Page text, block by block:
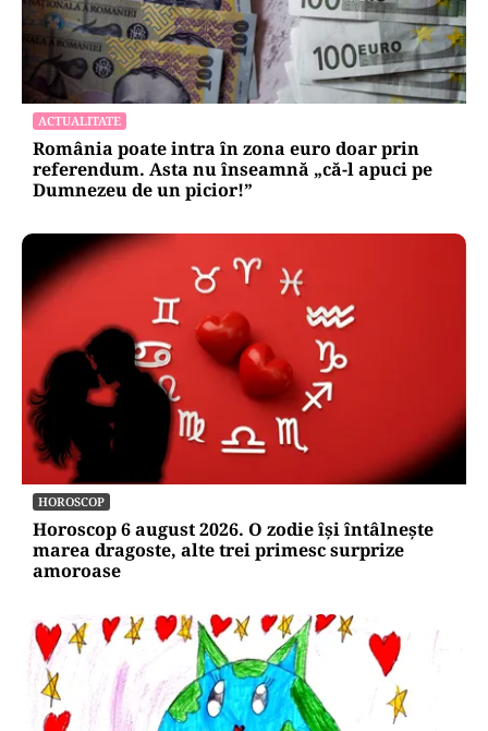
ACTUALITATE
România poate intra în zona euro doar prin
referendum. Asta nu înseamnă „că-l apuci pe
Dumnezeu de un picior!”
HOROSCOP
Horoscop 6 august 2026. O zodie își întâlnește
marea dragoste, alte trei primesc surprize
amoroase